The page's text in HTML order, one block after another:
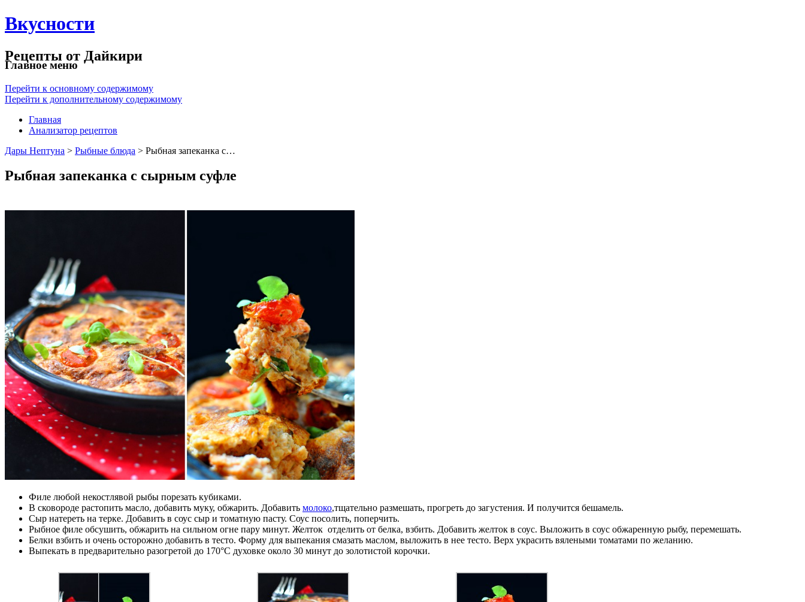
Вкусности
Рецепты от Дайкири
Главное меню
Перейти к основному содержимому
Перейти к дополнительному содержимому
Главная
Анализатор рецептов
Дары Нептуна > Рыбные блюда > Рыбная запеканка с…
Рыбная запеканка с сырным суфле
Филе любой некостлявой рыбы порезать кубиками.
В сковороде растопить масло, добавить муку, обжарить. Добавить молоко,тщательно размешать, прогреть до загустения. И получится бешамель.
Сыр натереть на терке. Добавить в соус сыр и томатную пасту. Соус посолить, поперчить.
Рыбное филе обсушить, обжарить на сильном огне пару минут. Желток отделить от белка, взбить. Добавить желток в соус. Выложить в соус обжаренную рыбу, перемешать.
Белки взбить и очень осторожно добавить в тесто. Форму для выпекания смазать маслом, выложить в нее тесто. Верх украсить вялеными томатами по желанию.
Выпекать в предварительно разогретой до 170°C духовке около 30 минут до золотистой корочки.